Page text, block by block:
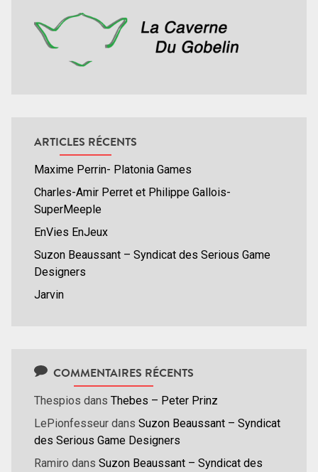
ARTICLES RÉCENTS
Maxime Perrin- Platonia Games
Charles-Amir Perret et Philippe Gallois-
SuperMeeple
EnVies EnJeux
Suzon Beaussant – Syndicat des Serious Game
Designers
Jarvin
COMMENTAIRES RÉCENTS
Thespios dans Thebes – Peter Prinz
LePionfesseur dans Suzon Beaussant – Syndicat
des Serious Game Designers
Ramiro dans Suzon Beaussant – Syndicat des